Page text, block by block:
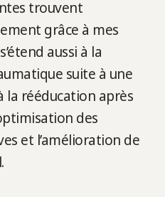
trouvent
grâce à mes
aussi à la
suite à une
la rééducation après
des
et l’amélioration de